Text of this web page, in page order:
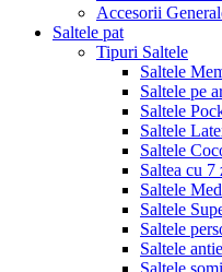
Accesorii
Saltele pat
Tipuri Saltele
Saltele
Saltele pe
Saltele
Saltele
Saltele
Saltea cu
Saltele
Saltele
Saltele
Saltele
Saltele